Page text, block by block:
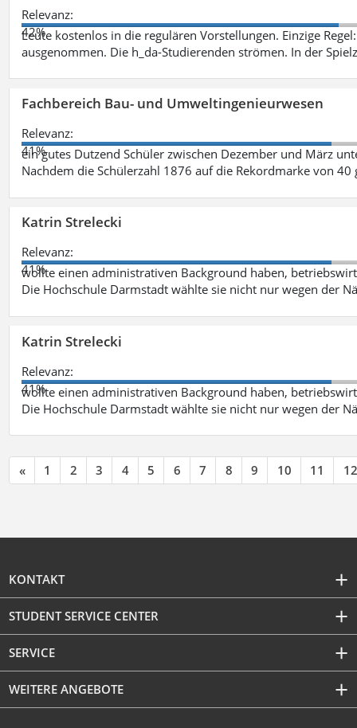
Relevanz:
42%
Leute kostenlos in die regulären Vorstellungen. Einzige
ausgenommen. Die h_da-Studierenden strömen. In der
Fachbereich Bau- und Umweltingenieurwesen
Relevanz:
41%
ein gutes Dutzend Schüler zwischen Dezember und März
Nachdem die Schülerzahl 1876 auf die Rekordmarke von
Katrin Strelecki
Relevanz:
41%
wollte einen administrativen Background haben,
Die Hochschule Darmstadt wählte sie nicht nur wegen der
Katrin Strelecki
Relevanz:
41%
wollte einen administrativen Background haben,
Die Hochschule Darmstadt wählte sie nicht nur wegen der
« 1 2 3 4 5 6 7 8 9 10 11 12
KONTAKT
STUDENT SERVICE CENTER
SERVICE
WEITERE ANGEBOTE